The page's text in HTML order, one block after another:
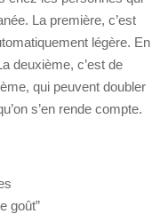
La première, c’est
légère. En
deuxième, c’est de
qui peuvent doubler
s’en rende compte.
goût”